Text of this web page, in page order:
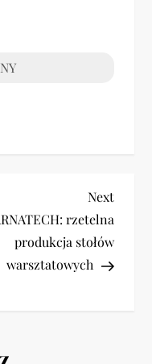
Next
Post
Next
rzetelna
produkcja stołów
warsztatowych